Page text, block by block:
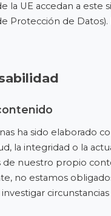
la UE accedan a
Protección de
ha sido elaborado
la integridad o la
de nuestro propio
no estamos